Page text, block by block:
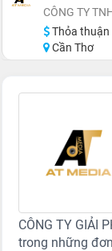
CÔNG TY
Thỏa thuận
Cần Thơ
CÔNG TY GIẢI
trong những